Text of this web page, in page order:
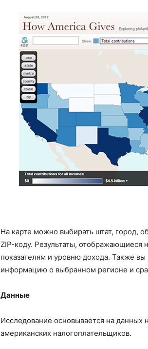
На карте можно выбирать штат, город,
ZIP-коду. Результаты, отображающиеся
показателям и уровню дохода. Также
информацию о выбранном регионе и
Данные
Исследование основывается на данных
американских налогоплательщиков.